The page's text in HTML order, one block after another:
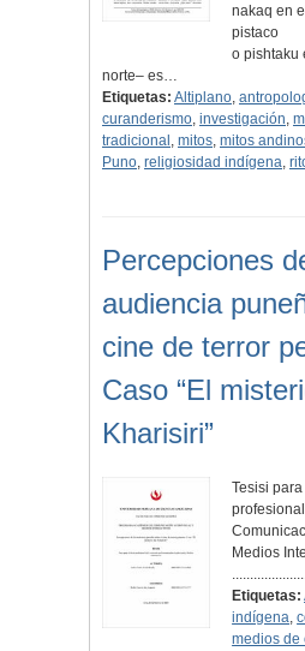
nakaq en
pistaco
o pishtaku
norte– es…
Etiquetas: Altiplano,
curanderismo, investigación,
tradicional , mitos, mitos
Puno, religiosidad indígena,
Percepciones
audiencia
cine de terror
Caso “El
Kharisiri”
Tesisi
Medios
Etiquetas:
indígena,
medios de